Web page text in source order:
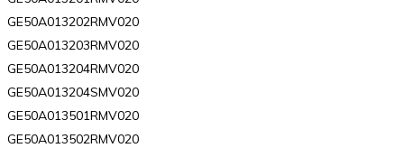
GE50A013202RMV020
GE50A013203RMV020
GE50A013204RMV020
GE50A013204SMV020
GE50A013501RMV020
GE50A013502RMV020